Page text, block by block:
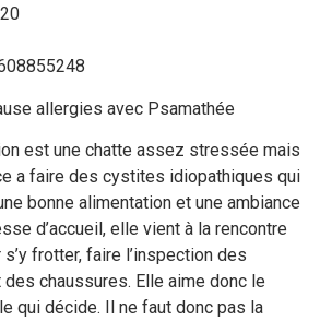
allergies avec Psamathée
est une chatte assez stressée mais
a faire des cystites idiopathiques qui
bonne alimentation et une ambiance
d’accueil, elle vient à la rencontre
frotter, faire l’inspection des
chaussures. Elle aime donc le
qui décide. Il ne faut donc pas la